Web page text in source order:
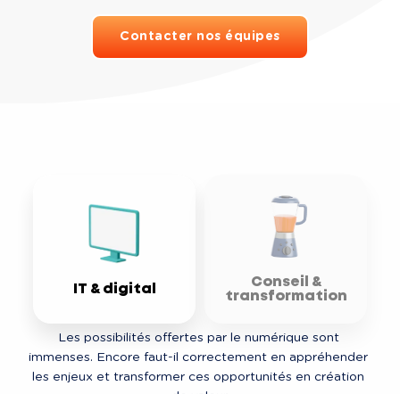
Contacter nos équipes
IT & digital
Conseil &
transformation
Les possibilités offertes par le numérique sont
immenses. Encore faut-il correctement en appréhender
les enjeux et transformer ces opportunités en création